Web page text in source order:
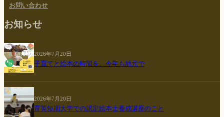
お問い合わせ
お知らせ
2026年7月20日
子育てと絵本の時間を、今年も地元で
2026年7月20日
育英短期大学での認定絵本士養成講座のこと